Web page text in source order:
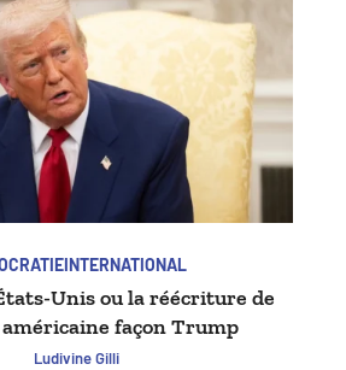
INTERNATIONAL
Unis ou la réécriture de
façon Trump
Ludivine Gilli